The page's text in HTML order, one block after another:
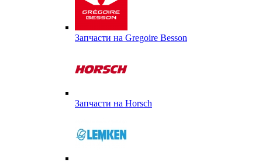
Запчасти на Gregoire Besson
Запчасти на Horsch